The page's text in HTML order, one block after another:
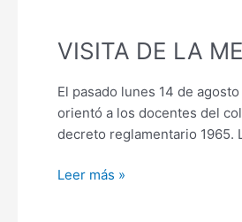
VISITA DE LA
El pasado lunes 14 de
orientó a los docentes del
decreto reglamentario 1965.
LA
DE
CONVIVENCIA
ESCOLAR
CHAPINERO
Leer más »